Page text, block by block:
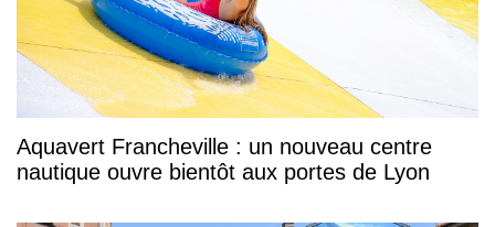
Aquavert Francheville : un nouveau centre
nautique ouvre bientôt aux portes de Lyon